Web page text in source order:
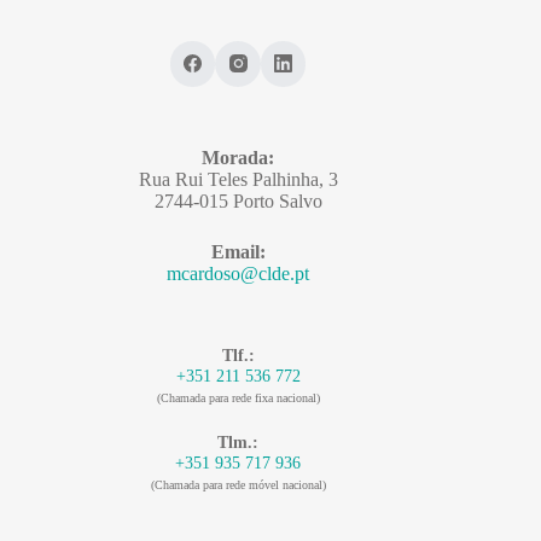
Morada:
Rua Rui Teles Palhinha, 3
2744-015 Porto Salvo
Email:
mcardoso@clde.pt
Tlf.:
+351 211 536 772
(Chamada para rede fixa nacional)
Tlm.:
+351 935 717 936
(Chamada para rede móvel nacional)